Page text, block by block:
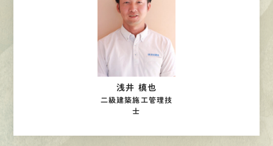
浅井 槙也
二級建築施工管理技
士